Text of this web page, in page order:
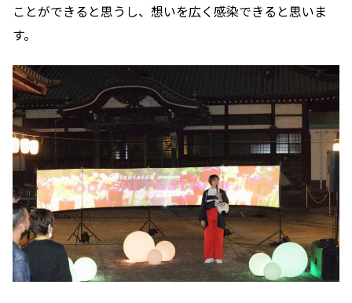
ことができると思うし、想いを広く感染できると思いま
す。